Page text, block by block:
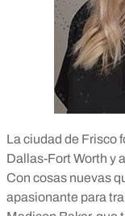
La ciudad de Frisco
Dallas-Fort Worth y
Con cosas nuevas
apasionante para